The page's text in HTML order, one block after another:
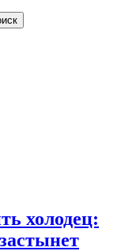
холодец: